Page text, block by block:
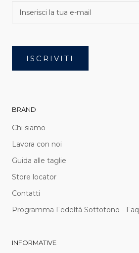
ISCRIVITI
BRAND
Chi siamo
Lavora con noi
Guida alle taglie
Store locator
Contatti
Programma Fedeltà Sottotono - Faq
INFORMATIVE